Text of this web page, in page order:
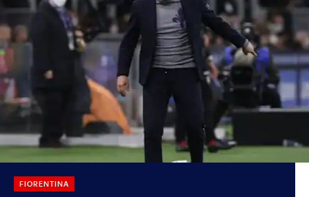
FIORENTINA